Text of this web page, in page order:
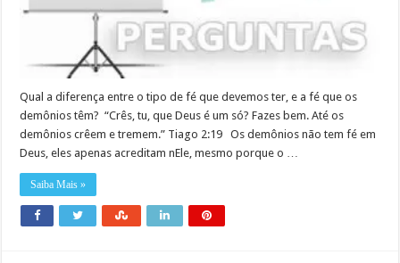
Qual a diferença entre o tipo de fé que devemos ter, e a fé que os
demônios têm? “Crês, tu, que Deus é um só? Fazes bem. Até os
demônios crêem e tremem.” Tiago 2:19 Os demônios não tem fé em
Deus, eles apenas acreditam nEle, mesmo porque o …
Saiba Mais »